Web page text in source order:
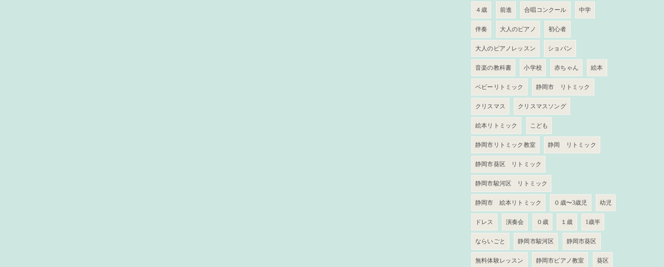
４歳 前進 合唱コンクール 中学
伴奏 大人のピアノ 初心者
大人のピアノレッスン ショパン
音楽の教科書 小学校 赤ちゃん 絵本
ベビーリトミック 静岡市 リトミック
クリスマス クリスマスソング
絵本リトミック こども
静岡市リトミック教室 静岡 リトミック
静岡市葵区 リトミック
静岡市駿河区 リトミック
静岡市 絵本リトミック ０歳〜3歳児 幼児
ドレス 演奏会 ０歳 １歳 1歳半
ならいごと 静岡市駿河区 静岡市葵区
無料体験レッスン 静岡市ピアノ教室 葵区